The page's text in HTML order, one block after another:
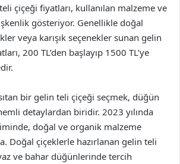
çiçeği fiyatları, kullanılan malzeme ve
gösteriyor. Genellikle doğal
veya karışık seçenekler sunan gelin
200 TL’den başlayıp 1500 TL’ye
bir gelin teli çiçeği seçmek, düğün
detaylardan biridir. 2023 yılında
doğal ve organik malzeme
Doğal çiçeklerle hazırlanan gelin teli
ve bahar düğünlerinde tercih